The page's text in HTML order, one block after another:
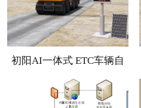
初阳AI一体式 ETC车辆自
动计数机器人